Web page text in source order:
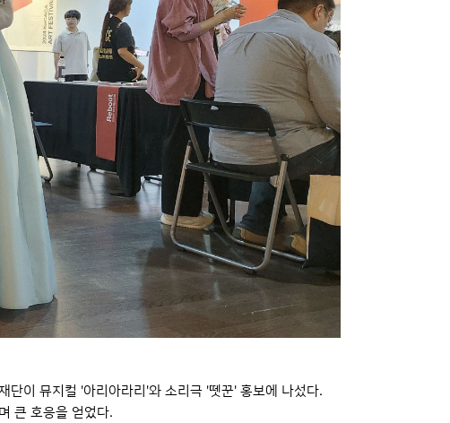
이 뮤지컬 '아리아라리'와 소리극 '뗏꾼' 홍보에 나섰다.
큰 호응을 얻었다.